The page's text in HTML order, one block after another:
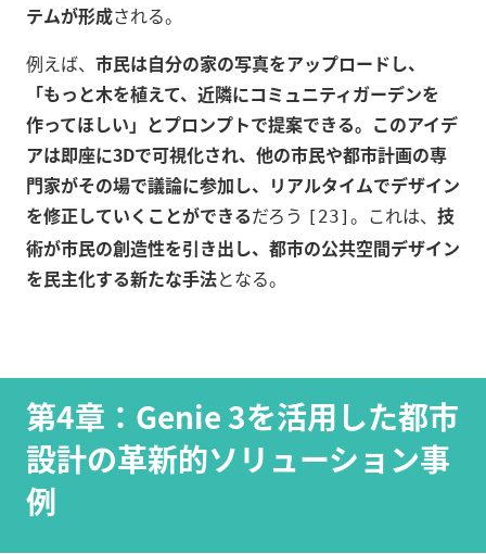
テムが形成される。
例えば、 市民は自分の家の写真をアップロードし、
「もっと木を植えて、近隣にコミュニティガーデンを
作ってほしい」とプロンプトで提案できる。このアイデ
アは即座に3Dで可視化され、他の市民や都市計画の専
門家がその場で議論に参加し、リアルタイムでデザイン
を修正していくことができるだろう [23] 。これは、 技
術が市民の創造性を引き出し、都市の公共空間デザイン
を民主化する新たな手法となる。
第4章：Genie 3を活用した都市
設計の革新的ソリューション事
例